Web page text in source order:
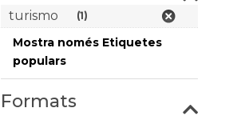
turismo (1)
Mostra només Etiquetes
populars
Formats